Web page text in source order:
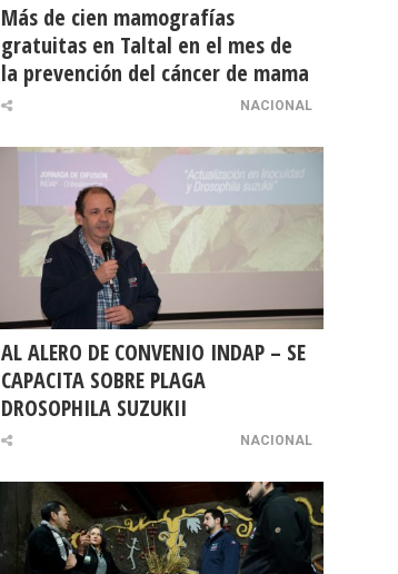
Más de cien mamografías
gratuitas en Taltal en el mes de
la prevención del cáncer de mama
NACIONAL
AL ALERO DE CONVENIO INDAP – SE
CAPACITA SOBRE PLAGA
DROSOPHILA SUZUKII
NACIONAL